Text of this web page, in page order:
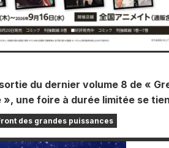
du dernier volume 8 de «
», une foire à durée limitée se
Animate à travers le pays à
obtenir une mini-carte
des grandes puissances